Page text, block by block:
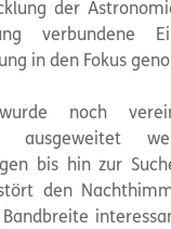
der
verbundene
in den Fokus
noch
ausgeweitet
bis hin zur
den